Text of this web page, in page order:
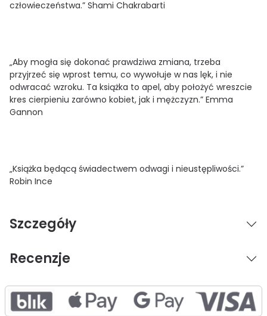
człowieczeństwa.” Shami Chakrabarti
„Aby mogła się dokonać prawdziwa zmiana, trzeba
przyjrzeć się wprost temu, co wywołuje w nas lęk, i nie
odwracać wzroku. Ta książka to apel, aby położyć wreszcie
kres cierpieniu zarówno kobiet, jak i mężczyzn.” Emma
Gannon
„Książka będącą świadectwem odwagi i nieustępliwości.”
Robin Ince
Szczegóły
Recenzje